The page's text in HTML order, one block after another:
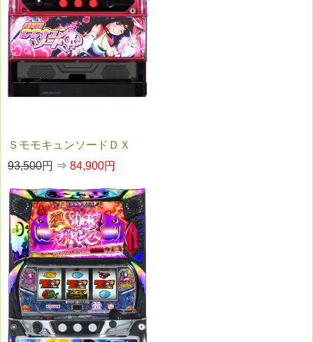
ＳモモキュンソードＤＸ
93,500円 ⇒ 84,900円